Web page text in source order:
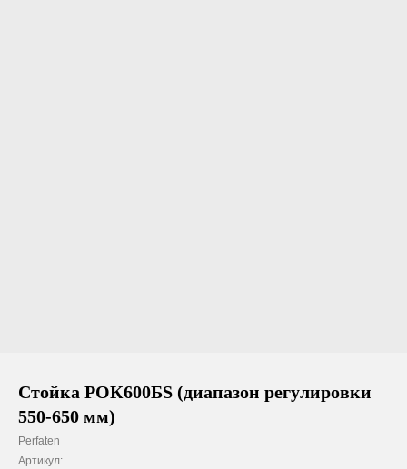
Стойка РОК600БS (диапазон регулировки
550-650 мм)
Perfaten
Артикул: